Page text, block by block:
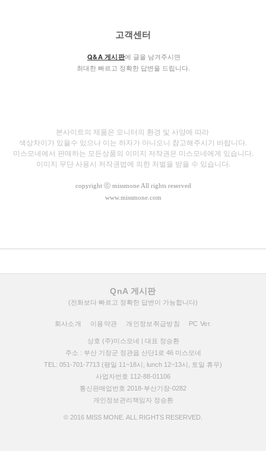
고객센터
Q&A 게시판에 글을 남겨주시면
최대한 빠르고 정확한 답변을 드립니다.
본사이트의 제품은 모니터의 환경 및 사양에 따라
색상차이가 있을수 있으나 이는 하자가 아니오니 참고해주시기 바랍니다.
미스모네에서 판매하는 모든상품의 이미지 저작권은 미스모네에게 있습니다.
이미지 무단 사용시 저작권법에 의한 처벌을 받을 수 있습니다.
copyright ⓒ missmone All rights reserved
www.missmone.com
QnA 게시판
(전화보다 빠르고 정확한 답변이 가능합니다)
회사소개 이용약관 개인정보취급방침 PC Ver.
상호 (주)미스모네 | 대표 정승환
주소 : 부산 기장군 정관읍 산단1로 46 미스모네
TEL: 051-701-7713 (평일 11~18시, lunch 12~13시, 토일 휴무)
사업자번호 112-88-01106
통신판매업번호 2018-부산기장-0282
개인정보관리책임자 정승환
© 2016 MISS MONE. ALL RIGHTS RESERVED.